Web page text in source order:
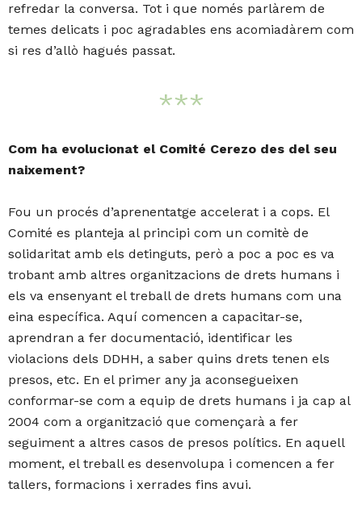
refredar la conversa. Tot i que només parlàrem de
temes delicats i poc agradables ens acomiadàrem com
si res d’allò hagués passat.
***
Com ha evolucionat el Comité Cerezo des del seu
naixement?
Fou un procés d’aprenentatge accelerat i a cops. El
Comité es planteja al principi com un comitè de
solidaritat amb els detinguts, però a poc a poc es va
trobant amb altres organitzacions de drets humans i
els va ensenyant el treball de drets humans com una
eina específica. Aquí comencen a capacitar-se,
aprendran a fer documentació, identificar les
violacions dels DDHH, a saber quins drets tenen els
presos, etc. En el primer any ja aconsegueixen
conformar-se com a equip de drets humans i ja cap al
2004 com a organització que començarà a fer
seguiment a altres casos de presos polítics. En aquell
moment, el treball es desenvolupa i comencen a fer
tallers, formacions i xerrades fins avui.